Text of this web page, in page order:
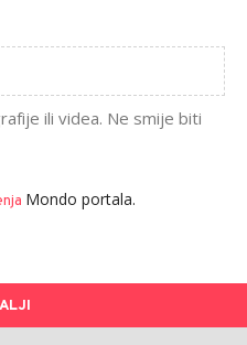
ili videa. Ne smije biti
Mondo portala.